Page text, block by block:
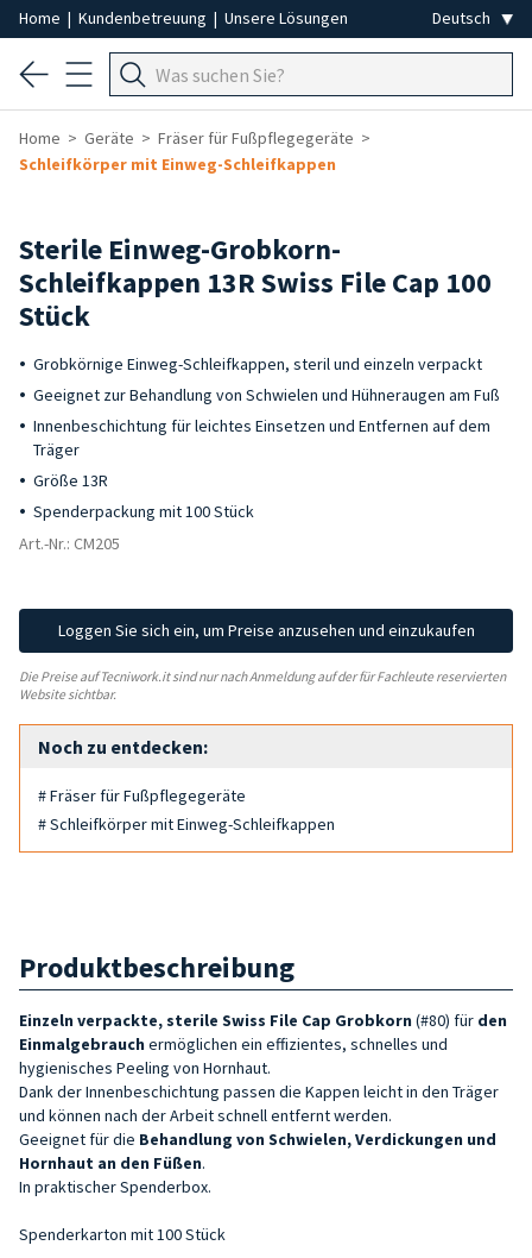
Home | Kundenbetreuung | Unsere Lösungen
Home Geräte
Fräser für Fußpflegegeräte
Schleifkörper mit Einweg-Schleifkappen
Sterile Einweg-Grobkorn-
Schleifkappen 13R Swiss File Cap 100
Stück
Grobkörnige Einweg-Schleifkappen, steril und einzeln verpackt
Geeignet zur Behandlung von Schwielen und Hühneraugen am Fuß
Innenbeschichtung für leichtes Einsetzen und Entfernen auf dem
Träger
Größe 13R
Spenderpackung mit 100 Stück
Art.-Nr.: CM205
Loggen Sie sich ein, um Preise anzusehen und einzukaufen
Die Preise auf Tecniwork.it sind nur nach Anmeldung auf der für Fachleute reservierten
Website sichtbar.
Noch zu entdecken:
# Fräser für Fußpflegegeräte
# Schleifkörper mit Einweg-Schleifkappen
Produktbeschreibung
Einzeln verpackte, sterile Swiss File Cap Grobkorn (#80) für den
Einmalgebrauch ermöglichen ein effizientes, schnelles und
hygienisches Peeling von Hornhaut.
Dank der Innenbeschichtung passen die Kappen leicht in den Träger
und können nach der Arbeit schnell entfernt werden.
Geeignet für die Behandlung von Schwielen, Verdickungen und
Hornhaut an den Füßen.
In praktischer Spenderbox.
Spenderkarton mit 100 Stück